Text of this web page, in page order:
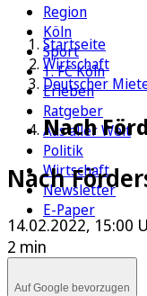
Region
Köln
Sport
1. FC Köln
Erleben
Ratgeber
Aus aller Welt
Politik
Wirtschaft
Newsletter
E-Paper
Startseite
Wirtschaft
Deutscher
Nach
Nach
14.02.2022, 15:00
2 min
Auf Google bevorzugen